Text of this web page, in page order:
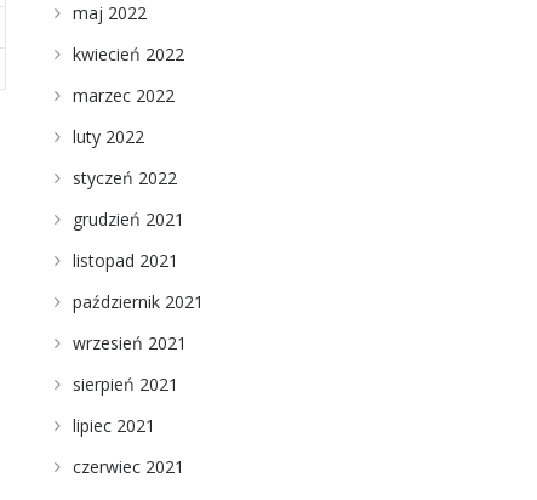
maj 2022
kwiecień 2022
marzec 2022
luty 2022
styczeń 2022
grudzień 2021
listopad 2021
październik 2021
wrzesień 2021
sierpień 2021
lipiec 2021
czerwiec 2021